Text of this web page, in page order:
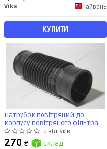
Vika
Тайвань
КУПИТИ
Патрубок повітряний до
корпусу повітряного фільтра
Fiat Doblo 1.9 jtd (01-)
(B030.35535) EXXEL
0 відгуків
270 ₴ склад